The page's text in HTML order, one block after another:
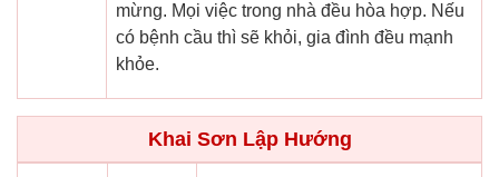
mừng. Mọi việc trong nhà đều hòa hợp. Nếu
có bệnh cầu thì sẽ khỏi, gia đình đều mạnh
khỏe.
Khai Sơn Lập Hướng